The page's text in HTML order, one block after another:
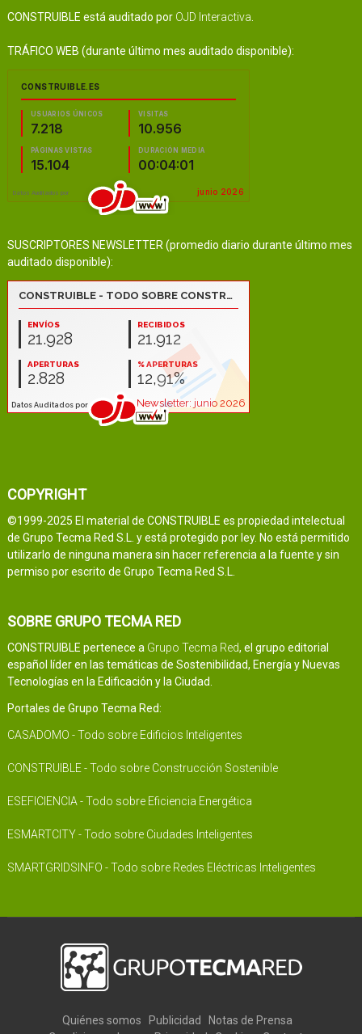
CONSTRUIBLE está auditado por OJD Interactiva
TRÁFICO WEB (durante último mes auditado disponible):
SUSCRIPTORES NEWSLETTER (promedio diario durante último mes
auditado disponible):
COPYRIGHT
©1999-2025 El material de CONSTRUIBLE es propiedad intelectual
de Grupo Tecma Red S.L. y está protegido por ley. No está permitido
utilizarlo de ninguna manera sin hacer referencia a la fuente y sin
permiso por escrito de Grupo Tecma Red S.L.
SOBRE GRUPO TECMA RED
CONSTRUIBLE pertenece a Grupo Tecma Red, el grupo editorial
español líder en las temáticas de Sostenibilidad, Energía y Nuevas
Tecnologías en la Edificación y la Ciudad.
Portales de Grupo Tecma Red:
CASADOMO - Todo sobre Edificios Inteligentes
CONSTRUIBLE - Todo sobre Construcción Sostenible
ESEFICIENCIA - Todo sobre Eficiencia Energética
ESMARTCITY - Todo sobre Ciudades Inteligentes
SMARTGRIDSINFO - Todo sobre Redes Eléctricas Inteligentes
Quiénes somos Publicidad
Notas de Prensa